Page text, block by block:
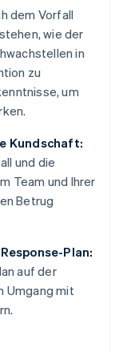
dem Vorfall
wie der
in
zu
um
Kundschaft:
und die
Team und Ihrer
Betrug
Plan:
auf der
Umgang mit